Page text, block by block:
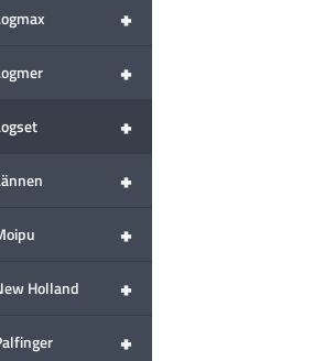
+
+
+
+
+
+
Holland
+